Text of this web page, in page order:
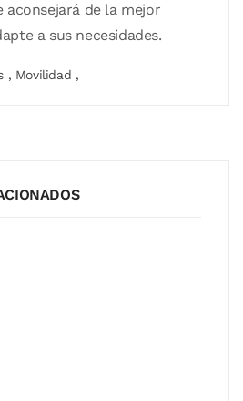
aconsejará de la mejor
a sus necesidades.
, Movilidad ,